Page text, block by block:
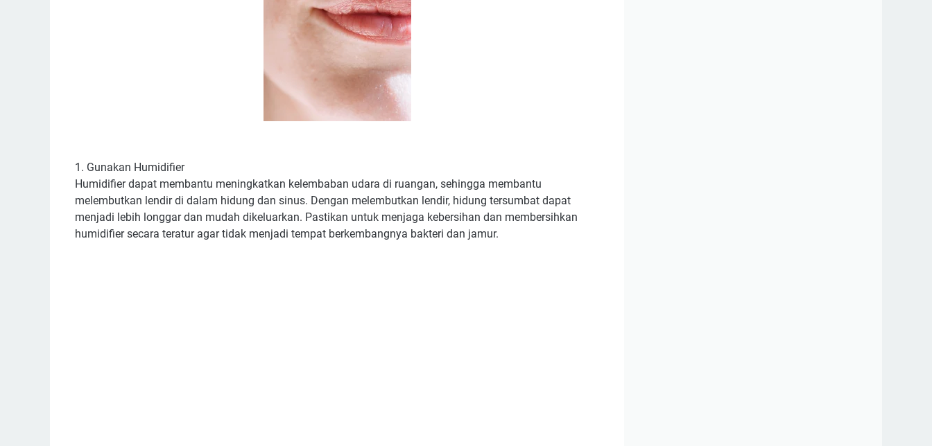
1. Gunakan Humidifier
Humidifier dapat membantu meningkatkan kelembaban udara di ruangan, sehingga membantu
melembutkan lendir di dalam hidung dan sinus. Dengan melembutkan lendir, hidung tersumbat dapat
menjadi lebih longgar dan mudah dikeluarkan. Pastikan untuk menjaga kebersihan dan membersihkan
humidifier secara teratur agar tidak menjadi tempat berkembangnya bakteri dan jamur.